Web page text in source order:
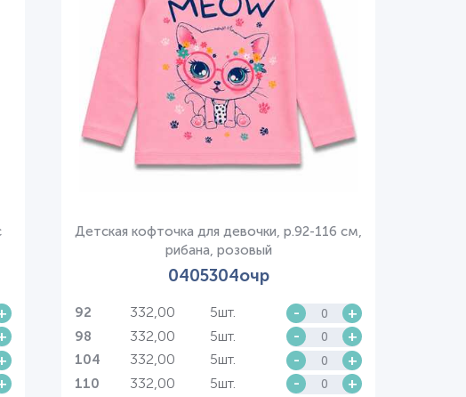
Детская кофточка для девочки, р.92-116 см,
рибана, розовый
0405304очр
92 332,00 5шт. - +
98 332,00 5шт. - +
104 332,00 5шт. - +
110 332,00 5шт. - +